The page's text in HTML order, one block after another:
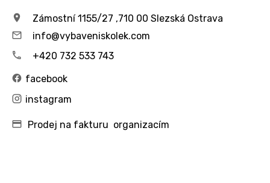
Zámostní 1155/27 ,710 00 Slezská Ostrava
info@vybaveniskolek.com
+420 732 533 743
facebook
instagram
Prodej na fakturu organizacím